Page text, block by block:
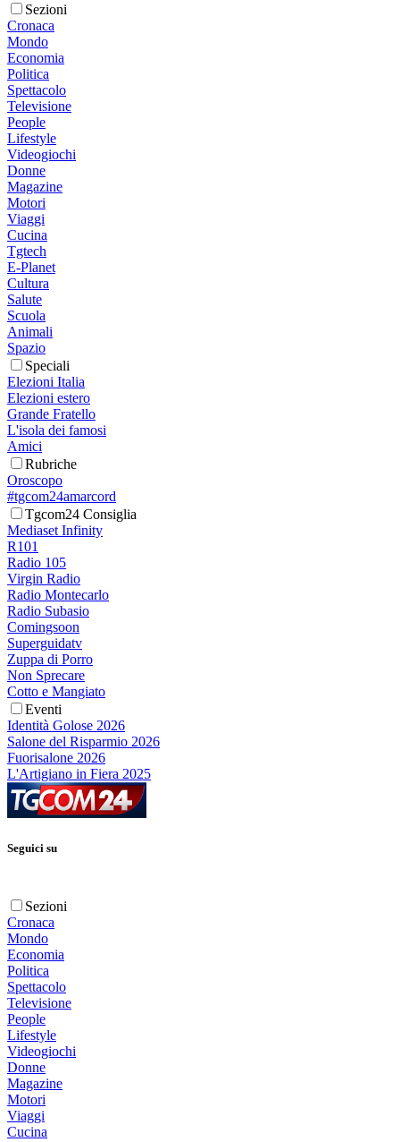
Sezioni
Cronaca
Mondo
Economia
Politica
Spettacolo
Televisione
People
Lifestyle
Videogiochi
Donne
Magazine
Motori
Viaggi
Cucina
Tgtech
E-Planet
Cultura
Salute
Scuola
Animali
Spazio
Speciali
Elezioni Italia
Elezioni estero
Grande Fratello
L'isola dei famosi
Amici
Rubriche
Oroscopo
#tgcom24amarcord
Tgcom24 Consiglia
Mediaset Infinity
R101
Radio 105
Virgin Radio
Radio Montecarlo
Radio Subasio
Comingsoon
Superguidatv
Zuppa di Porro
Non Sprecare
Cotto e Mangiato
Eventi
Identità Golose 2026
Salone del Risparmio 2026
Fuorisalone 2026
L'Artigiano in Fiera 2025
Seguici su
Sezioni
Cronaca
Mondo
Economia
Politica
Spettacolo
Televisione
People
Lifestyle
Videogiochi
Donne
Magazine
Motori
Viaggi
Cucina